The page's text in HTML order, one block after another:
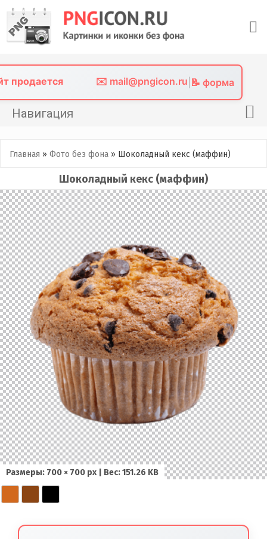
content
продается ✉️ mail@pngicon.ru 📝 форма
Навигация
Png иконки
Картинки без фона
Фото без фона
Контакты
Главная » Фото без фона » Шоколадный кекс (маффин)
Шоколадный кекс (маффин)
Размеры: 700 × 700 px | Вес: 151.26 KB